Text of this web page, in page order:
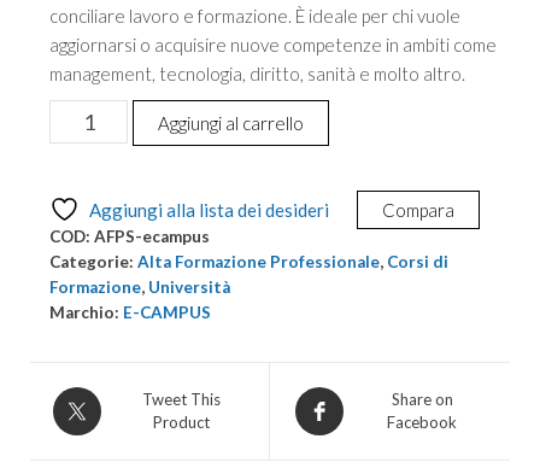
conciliare lavoro e formazione. È ideale per chi vuole
aggiornarsi o acquisire nuove competenze in ambiti come
management, tecnologia, diritto, sanità e molto altro.
Formazione
Indirizzo
Psicologico
quantità
Aggiungi al carrello
Aggiungi alla lista dei desideri Compara
COD: AFPS-ecampus
Categorie: Alta Formazione Professionale, Corsi di
Formazione, Università
Marchio: E-CAMPUS
Tweet This
Product
Share on
Facebook